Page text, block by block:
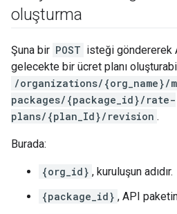
oluşturma
Şuna bir POST isteği göndererek
gelecekte bir ücret planı
/organizations/{org_name}/
packages/{package_id}/rate-
plans/{plan_Id}/revision .
Burada:
{org_id} , kuruluşun adıdır.
{package_id} , API